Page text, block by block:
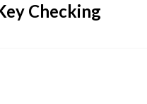
Checking